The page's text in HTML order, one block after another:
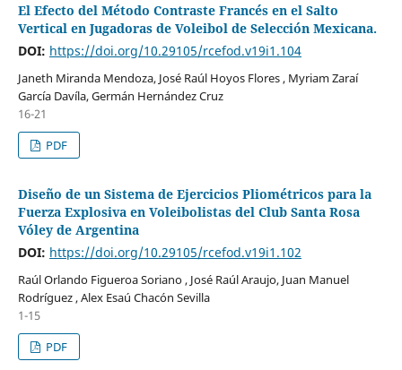
El Efecto del Método Contraste Francés en el Salto
Vertical en Jugadoras de Voleibol de Selección Mexicana.
DOI: https://doi.org/10.29105/rcefod.v19i1.104
Janeth Miranda Mendoza, José Raúl Hoyos Flores , Myriam Zaraí
García Davíla, Germán Hernández Cruz
16-21
PDF
Diseño de un Sistema de Ejercicios Pliométricos para la
Fuerza Explosiva en Voleibolistas del Club Santa Rosa
Vóley de Argentina
DOI: https://doi.org/10.29105/rcefod.v19i1.102
Raúl Orlando Figueroa Soriano , José Raúl Araujo, Juan Manuel
Rodríguez , Alex Esaú Chacón Sevilla
1-15
PDF